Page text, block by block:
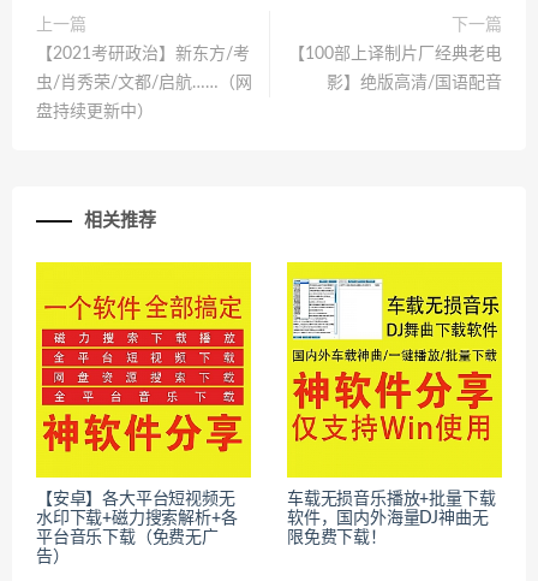
上一篇
【2021考研政治】新东方/考
虫/肖秀荣/文都/启航……（网
盘持续更新中）
下一篇
【100部上译制片厂经典老电
影】绝版高清/国语配音
相关推荐
【安卓】各大平台短视频无
水印下载+磁力搜索解析+各
平台音乐下载（免费无广
告）
车载无损音乐播放+批量下载
软件，国内外海量DJ神曲无
限免费下载！